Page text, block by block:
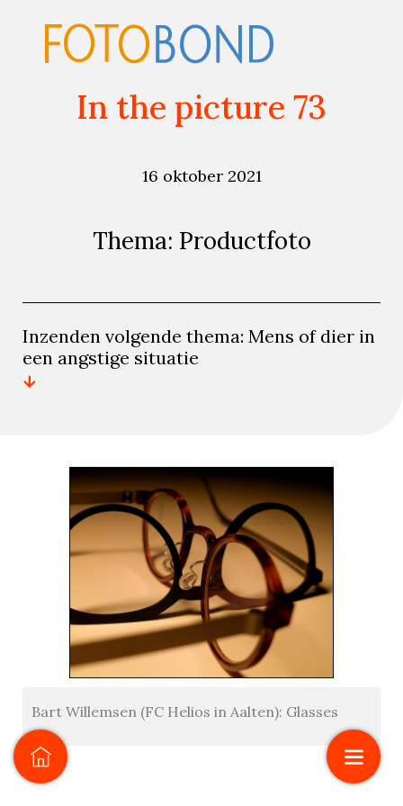
Bart Willemsen (FC Helios in Aalten): Glasses
In the picture 73
16 oktober 2021
Thema: Productfoto
Inzenden volgende thema: Mens of dier in
een angstige situatie